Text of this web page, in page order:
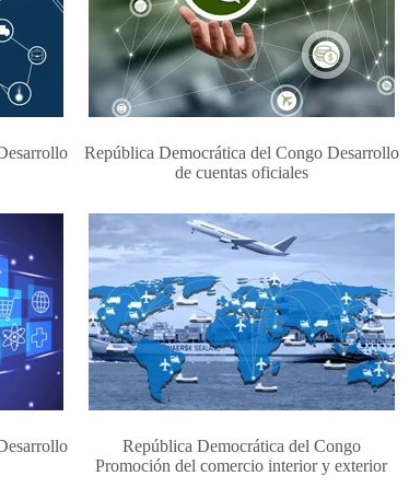
República Democrática del Congo Desarrollo
de cuentas oficiales
República Democrática del Congo
Promoción del comercio interior y exterior